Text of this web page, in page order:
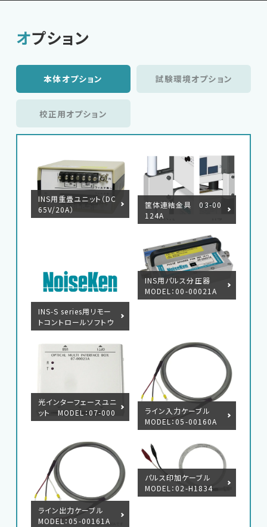
オプション
本体オプション
INS用重畳ユニット（DC
65V/20A）
筐体連結金具 03-00
124A
INS-S series用リモー
トコントロールソフトウ
ェア INS series Rem
oteW MODEL：14-0
0069A
INS用パルス分圧器
MODEL：00-00021A
光インターフェースユニ
ット MODEL：07-000
23A
ライン入力ケーブル
MODEL：05-00160A
ライン出力ケーブル
MODEL：05-00161A
パルス印加ケーブル
MODEL：02-H1834
試験環境オプション
校正用オプション